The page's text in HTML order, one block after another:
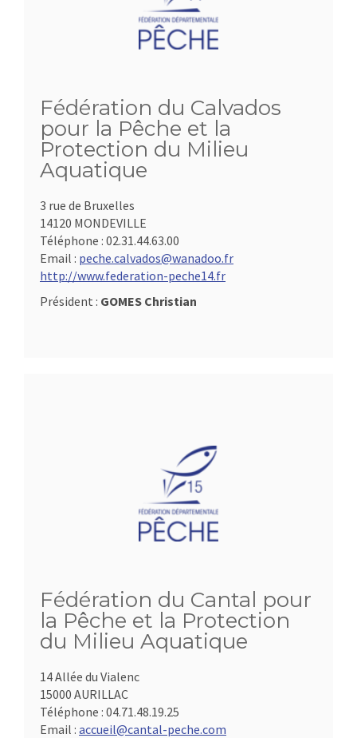
Fédération du Calvados
pour la Pêche et la
Protection du Milieu
Aquatique
3 rue de Bruxelles
14120 MONDEVILLE
Téléphone : 02.31.44.63.00
Email : peche.calvados@wanadoo.fr
http://www.federation-peche14.fr
Président : GOMES Christian
Fédération du Cantal pour
la Pêche et la Protection
du Milieu Aquatique
14 Allée du Vialenc
15000 AURILLAC
Téléphone : 04.71.48.19.25
Email : accueil@cantal-peche.com